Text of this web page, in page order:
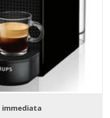
immediata